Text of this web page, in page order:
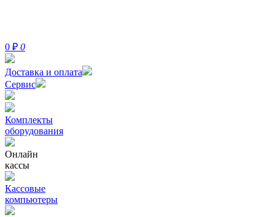
0 ₽ 0
Доставка и оплата
Сервис
Комплекты
оборудования
Онлайн
кассы
Кассовые
компьютеры